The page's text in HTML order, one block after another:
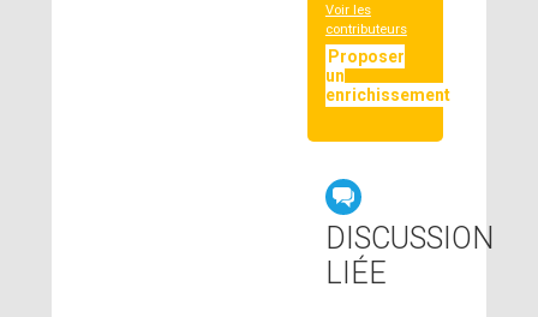
Voir les
contributeurs
Proposer
un
enrichissement
DISCUSSION
LIÉE